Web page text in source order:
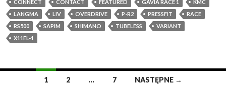
CONNECT
CONTACT FEATURED GAVIA RACE 1
KMC
LANGMA
LIV OVERDRIVE P-R2 PRESSFIT
RACE
RS500
SAPIM SHIMANO TUBELESS
VARIANT
X11EL-1
1 2 … 7 NASTĘPNE →